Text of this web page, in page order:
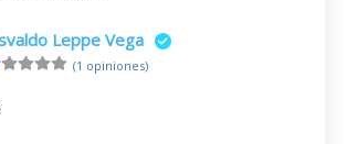
Leppe Vega
(1 opiniones)